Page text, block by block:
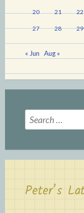
20 21 22
27 28 29
« Jun Aug »
Search
for:
Peter’s